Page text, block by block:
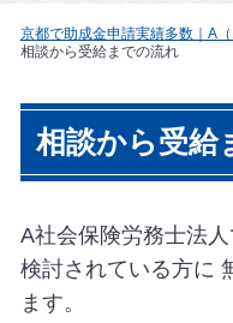
京都で助成金申請実績多数｜A
相談から受給までの流れ
相談から受給
A社会保険労務士法
検討されている方に
ます。